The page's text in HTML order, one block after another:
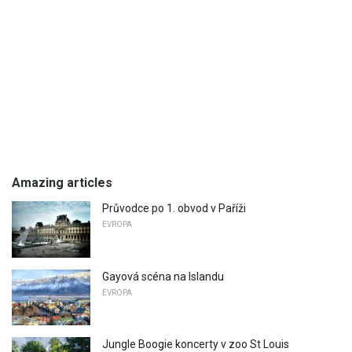
Amazing articles
Průvodce po 1. obvod v Paříži
EVROPA
Gayová scéna na Islandu
EVROPA
Jungle Boogie koncerty v zoo St Louis